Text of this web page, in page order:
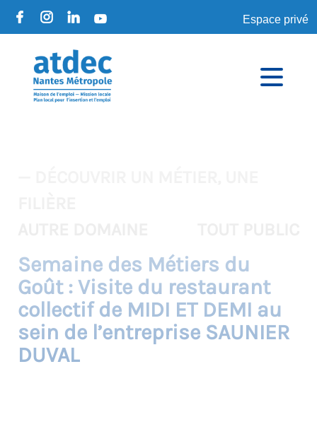
Espace privé
Semaine des Métiers du
Goût : Visite du restaurant
collectif de MIDI ET DEMI au
sein de l’entreprise SAUNIER
DUVAL